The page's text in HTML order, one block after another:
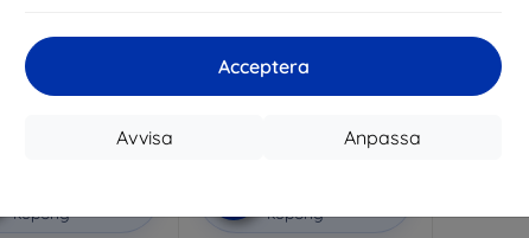
Acceptera
Anpassa
Avvisa
kupong
kupong